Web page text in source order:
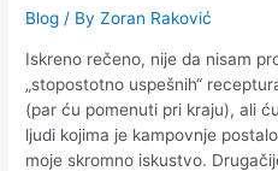
Blog / ByZoran Raković
Iskreno rečeno, nije da nisam
„stopostotno uspešnih“
(par ću pomenuti pri kraju), ali
ljudi kojima je kampovnje
moje skromno iskustvo.